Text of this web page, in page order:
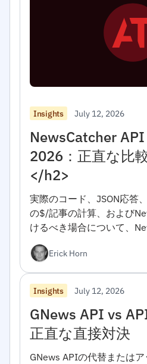
Insights July 12, 2026
NewsCatcher
2026：正直な比
</h2>
実際のコード、JSON応答
の$/記事の計算、および
けるべき場合について、
<h2></h2>
Erick Horn
Insights July 12, 2026
GNews API vs
正直な直接対決
GNews APIの代替または